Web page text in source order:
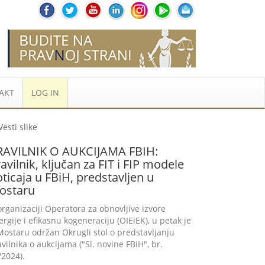
LOG IN
O AUKCIJAMA FBIH:
ključan za FIT i FIP modele
u FBiH, predstavljen u
Operatora za obnovljive izvore
i efikasnu kogeneraciju (OIEiEK), u petak je
održan Okrugli stol o predstavljanju
o aukcijama ("Sl. novine FBiH", br.